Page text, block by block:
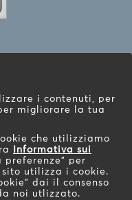
da 116
Ring
i contenuti, per
migliorare la tua
che utilizziamo
Informativa sui
preferenze" per
utilizza i cookie.
dai il consenso
noi utlizzato.